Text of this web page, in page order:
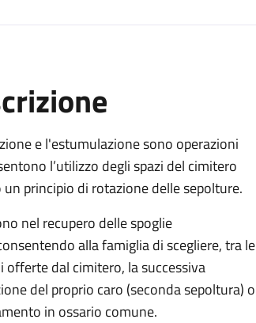
e l'estumulazione sono operazioni
l’utilizzo degli spazi del cimitero
un principio di rotazione delle sepolture.
nel recupero delle spoglie
alla famiglia di scegliere, tra le
offerte dal cimitero, la successiva
del proprio caro (seconda sepoltura) o
in ossario comune.